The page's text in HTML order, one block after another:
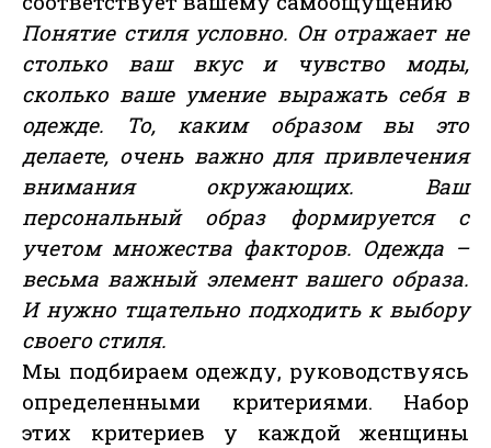
Понятие стиля условно. Он отражает не
столько ваш вкус и чувство моды,
сколько ваше умение выражать себя в
одежде. То, каким образом вы это
делаете, очень важно для привлечения
внимания окружающих. Ваш
персональный образ формируется с
учетом множества факторов. Одежда –
весьма важный элемент вашего образа.
И нужно тщательно подходить к выбору
своего стиля.
Мы подбираем одежду, руководствуясь
определенными критериями. Набор
этих критериев у каждой женщины